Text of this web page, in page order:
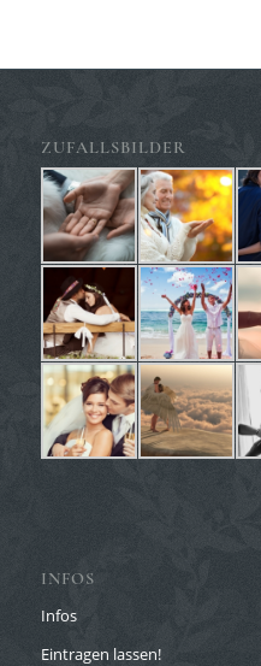
ZUFALLSBILDER
INFOS
Infos
Eintragen lassen!